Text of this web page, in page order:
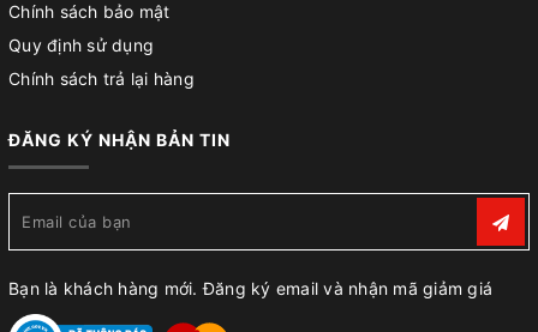
Chính sách bảo mật
Quy định sử dụng
Chính sách trả lại hàng
ĐĂNG KÝ NHẬN BẢN TIN
Bạn là khách hàng mới. Đăng ký email và nhận mã giảm giá